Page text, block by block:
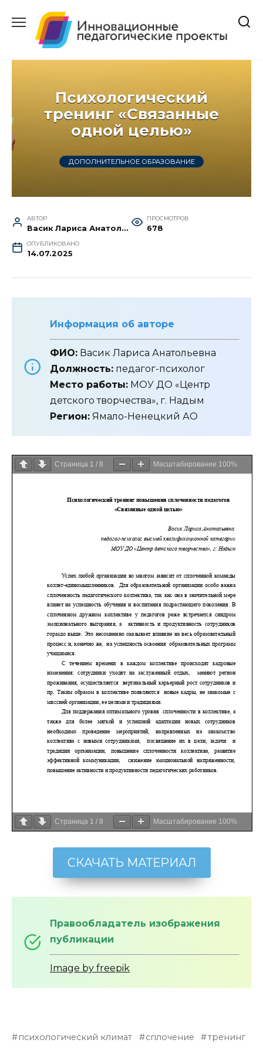
содержанию
Психологический
тренинг «Связанные
одной целью»
ДОПОЛНИТЕЛЬНОЕ ОБРАЗОВАНИЕ
АВТОР
Васик Лариса Анатольевна
ПРОСМОТРОВ
678
ОПУБЛИКОВАНО
14.07.2025
Информация об авторе
ФИО: Васик Лариса Анатольевна
Должность: педагог-психолог
Место работы: МОУ ДО «Центр
детского творчества», г. Надым
Регион: Ямало-Ненецкий АО
Страница 1 / 8 Масштабирование 100%
Страница 1 / 8 Масштабирование 100%
СКАЧАТЬ МАТЕРИАЛ
Правообладатель изображения
публикации
Image by freepik
психологический климат сплочение тренинг